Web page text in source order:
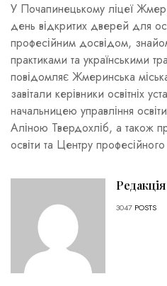
У Почапинецькому ліцеї
день відкритих дверей для
професійним досвідом,
практиками та українськими
повідомляє Жмеринська
завітали керівники освітніх
начальницею управління
Аліною Твердохліб, а також
освіти та Центру
Редакція
3047 POSTS